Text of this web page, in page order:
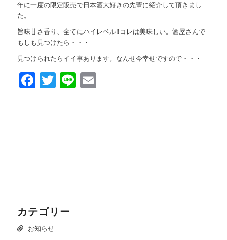
年に一度の限定販売で日本酒大好きの先輩に紹介して頂きまし
た。
旨味甘さ香り、全てにハイレベル‼️コレは美味しい。酒屋さんで
もしも見つけたら・・・
見つけられたらイイ事あります。なんせ今幸せですので・・・
Facebook
Twitter
LineEmail
カテゴリー
お知らせ